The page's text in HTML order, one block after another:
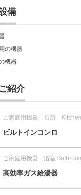
備
の機器
機器
紹介
ご家庭用機器 台所 Kitchen
ビルトインコンロ
ご家庭用機器 浴室
高効率ガス給湯器